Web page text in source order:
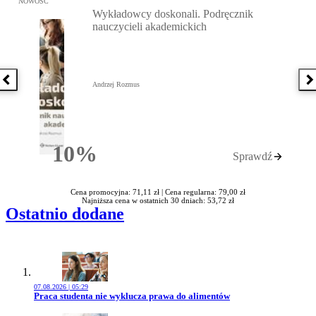
Poprzednia książka
10%Rabatu
Wykładowcy doskonali. Podręcznik
nauczycieli akademickich
Andrzej Rozmus
Sprawdź
Cena promocyjna: 71,11 zł | Cena regularna: 79,00 zł
Najniższa cena w ostatnich 30 dniach: 53,72 zł
Ostatnio dodane
07.08.2026 | 05:29
Przejdź do artykułu:
Praca studenta nie wyklucza prawa do alimentów